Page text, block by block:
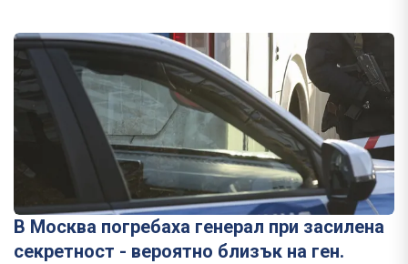
В Москва погребаха генерал при засилена
секретност - вероятно близък на ген.